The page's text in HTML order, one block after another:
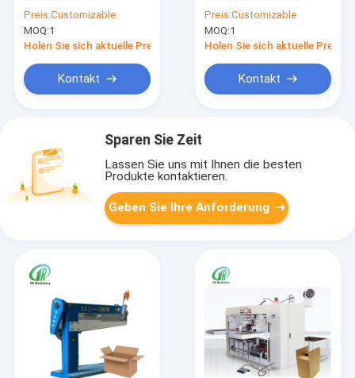
Nägel/Min.
Preis:Customizable
MOQ:1
Holen Sie sich aktuelle Preis
Kontakt
Preis:Customizable
MOQ:1
Holen Sie sich aktuelle Preis
Kontakt
Sparen Sie Zeit
Lassen Sie uns mit Ihnen die besten
Produkte kontaktieren.
Geben Sie Ihre Anforderung